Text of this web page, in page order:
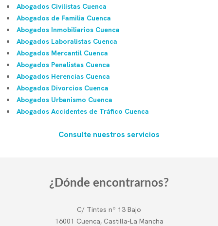
Abogados Civilistas Cuenca
Abogados de Familia Cuenca
Abogados Inmobiliarios Cuenca
Abogados Laboralistas Cuenca
Abogados Mercantil Cuenca
Abogados Penalistas Cuenca
Abogados Herencias Cuenca
Abogados Divorcios Cuenca
Abogados Urbanismo Cuenca
Abogados Accidentes de Tráfico Cuenca
Consulte nuestros servicios
¿Dónde encontrarnos?
C/ Tintes nº 13 Bajo
16001 Cuenca, Castilla-La Mancha